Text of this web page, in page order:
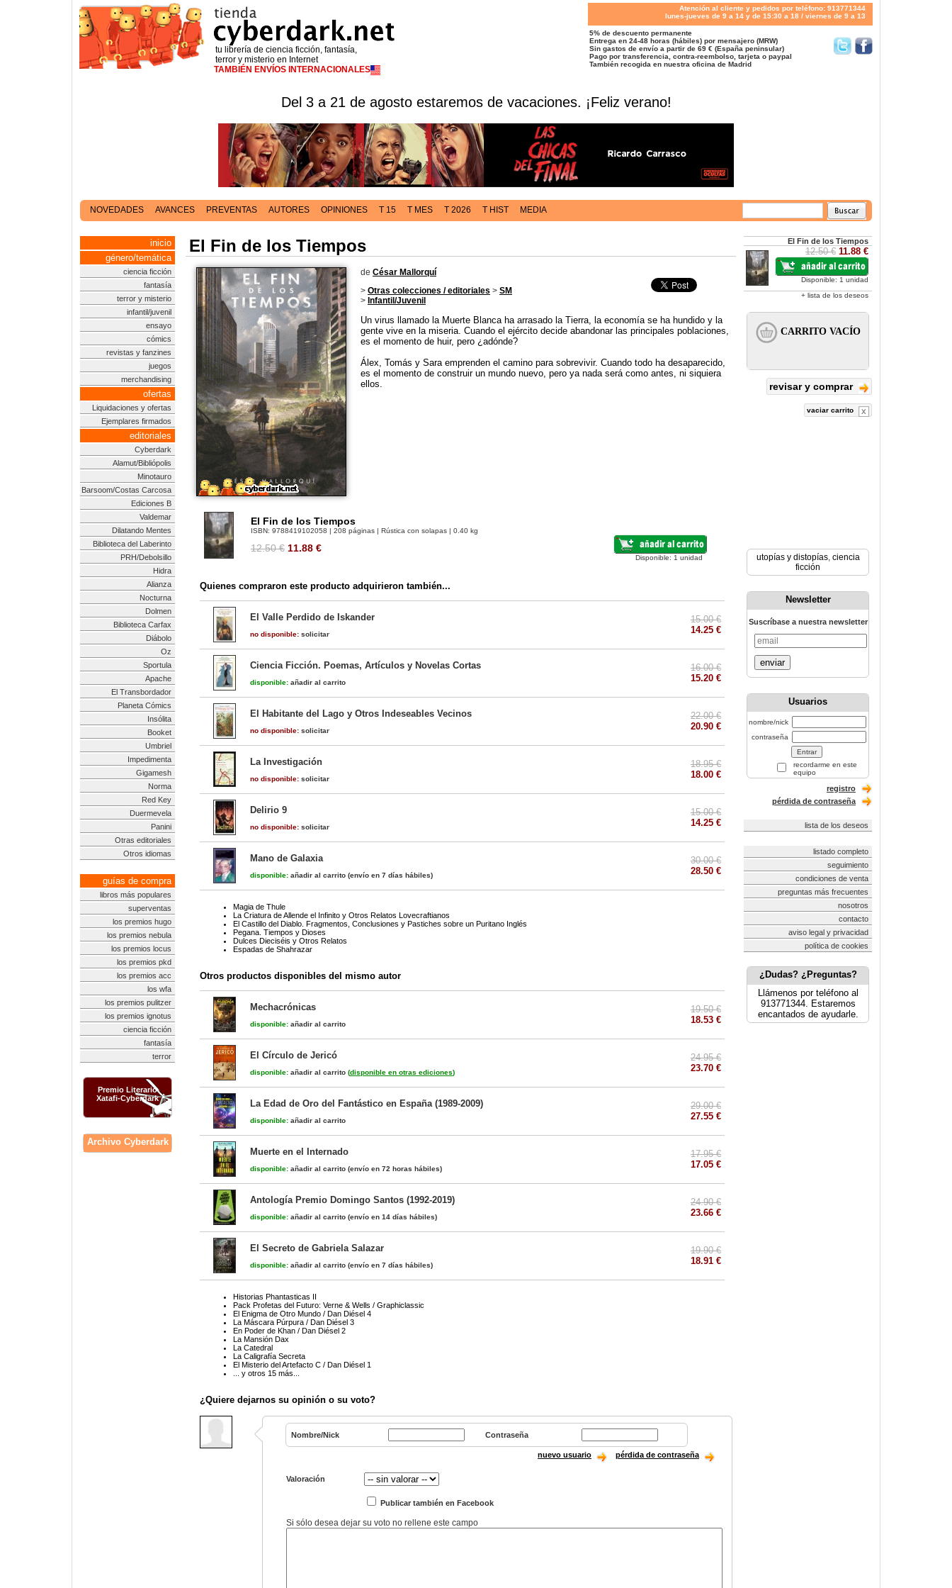
tu librería de ciencia ficción, fantasía,
terror y misterio en Internet
TAMBIÉN ENVÍOS INTERNACIONALES
Atención al cliente y pedidos por teléfono: 913771344
lunes-jueves de 9 a 14 y de 15:30 a 18 / viernes de 9 a 13
5% de descuento permanente
Entrega en 24-48 horas (hábiles) por mensajero (MRW)
Sin gastos de envío a partir de 69 € (España peninsular)
Pago por transferencia, contra-reembolso, tarjeta o paypal
También recogida en nuestra oficina de Madrid
Del 3 a 21 de agosto estaremos de vacaciones. ¡Feliz verano!
NOVEDADES AVANCES PREVENTAS AUTORES OPINIONES T 15 T MES T 2026 T HIST MEDIA
inicio
género/temática
ciencia ficción
fantasía
terror y misterio
infantil/juvenil
ensayo
cómics
revistas y fanzines
juegos
merchandising
ofertas
Liquidaciones y ofertas
Ejemplares firmados
editoriales
Cyberdark
Alamut/Bibliópolis
Minotauro
Barsoom/Costas Carcosa
Ediciones B
Valdemar
Dilatando Mentes
Biblioteca del Laberinto
PRH/Debolsillo
Hidra
Alianza
Nocturna
Dolmen
Biblioteca Carfax
Diábolo
Oz
Sportula
Apache
El Transbordador
Planeta Cómics
Insólita
Booket
Umbriel
Impedimenta
Gigamesh
Norma
Red Key
Duermevela
Panini
Otras editoriales
Otros idiomas
guías de compra
libros más populares
superventas
los premios hugo
los premios nebula
los premios locus
los premios pkd
los premios acc
los wfa
los premios pulitzer
los premios ignotus
ciencia ficción
fantasía
terror
Premio Literario
Xatafi-Cyberdark
Archivo Cyberdark
El Fin de los Tiempos
de César Mallorquí
> Otras colecciones / editoriales > SM
> Infantil/Juvenil
Un virus llamado la Muerte Blanca ha arrasado la Tierra, la economía se ha hundido y la
gente vive en la miseria. Cuando el ejército decide abandonar las principales poblaciones,
es el momento de huir, pero ¿adónde?
Álex, Tomás y Sara emprenden el camino para sobrevivir. Cuando todo ha desaparecido,
es el momento de construir un mundo nuevo, pero ya nada será como antes, ni siquiera
ellos.
El Fin de los Tiempos
ISBN: 9788419102058 | 208 páginas | Rústica con solapas | 0.40 kg
12.50 € 11.88 €
Disponible: 1 unidad
Quienes compraron este producto adquirieron también...
El Valle Perdido de Iskander
no disponible: solicitar
15.00 €
14.25 €
Ciencia Ficción. Poemas, Artículos y Novelas Cortas
disponible: añadir al carrito
16.00 €
15.20 €
El Habitante del Lago y Otros Indeseables Vecinos
no disponible: solicitar
22.00 €
20.90 €
La Investigación
no disponible: solicitar
18.95 €
18.00 €
Delirio 9
no disponible: solicitar
15.00 €
14.25 €
Mano de Galaxia
disponible: añadir al carrito (envío en 7 días hábiles)
30.00 €
28.50 €
Magia de Thule
La Criatura de Allende el Infinito y Otros Relatos Lovecraftianos
El Castillo del Diablo. Fragmentos, Conclusiones y Pastiches sobre un Puritano Inglés
Pegana. Tiempos y Dioses
Dulces Dieciséis y Otros Relatos
Espadas de Shahrazar
Otros productos disponibles del mismo autor
Mechacrónicas
disponible: añadir al carrito
19.50 €
18.53 €
El Círculo de Jericó
disponible: añadir al carrito (disponible en otras ediciones)
24.95 €
23.70 €
La Edad de Oro del Fantástico en España (1989-2009)
disponible: añadir al carrito
29.00 €
27.55 €
Muerte en el Internado
disponible: añadir al carrito (envío en 72 horas hábiles)
17.95 €
17.05 €
Antología Premio Domingo Santos (1992-2019)
disponible: añadir al carrito (envío en 14 días hábiles)
24.90 €
23.66 €
El Secreto de Gabriela Salazar
disponible: añadir al carrito (envío en 7 días hábiles)
19.90 €
18.91 €
Historias Phantasticas II
Pack Profetas del Futuro: Verne & Wells / Graphiclassic
El Enigma de Otro Mundo / Dan Diésel 4
La Máscara Púrpura / Dan Diésel 3
En Poder de Khan / Dan Diésel 2
La Mansión Dax
La Catedral
La Caligrafía Secreta
El Misterio del Artefacto C / Dan Diésel 1
... y otros 15 más...
¿Quiere dejarnos su opinión o su voto?
Nombre/Nick Contraseña
nuevo usuario pérdida de contraseña
Valoración
Publicar también en Facebook
Si sólo desea dejar su voto no rellene este campo
El Fin de los Tiempos
12.50 € 11.88 €
Disponible: 1 unidad
+ lista de los deseos
revisar y comprar
vaciar carrito
utopías y distopías, ciencia
ficción
Newsletter
Suscríbase a nuestra newsletter
enviar
Usuarios
nombre/nick
contraseña
recordarme en este
equipo
registro
pérdida de contraseña
lista de los deseos
listado completo
seguimiento
condiciones de venta
preguntas más frecuentes
nosotros
contacto
aviso legal y privacidad
política de cookies
¿Dudas? ¿Preguntas?
Llámenos por teléfono al
913771344. Estaremos
encantados de ayudarle.